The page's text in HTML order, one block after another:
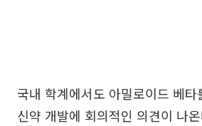
국내 학계에서도 아밀로이드 베
신약 개발에 회의적인 의견이 나